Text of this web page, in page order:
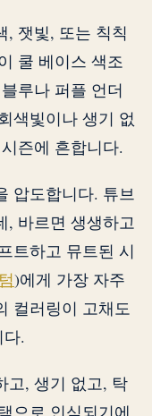
, 잿빛, 또는 칙칙
쿨 베이스 색조
루나 퍼플 언더
색빛이나 생기 없
즌에 흔합니다.
압도합니다. 튜브
, 바르면 생생하고
트하고 뮤트된 시
)에게 가장 자주
컬러링이 고채도
.
고, 생기 없고, 탁